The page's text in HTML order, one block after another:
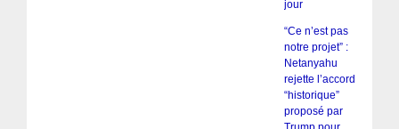
jour
“Ce n’est pas
notre projet” :
Netanyahu
rejette l’accord
“historique”
proposé par